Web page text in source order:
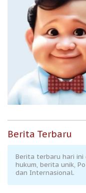
Berita Terbaru
Berita terbaru hari ini
hukum, berita unik,
dan Internasional.